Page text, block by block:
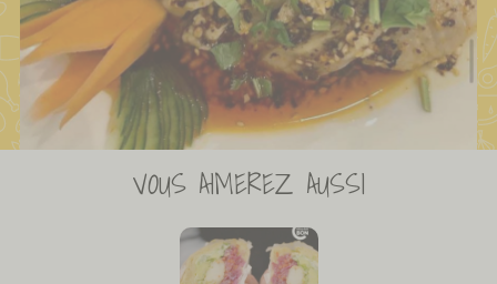
VOUS AIMEREZ AUSSI